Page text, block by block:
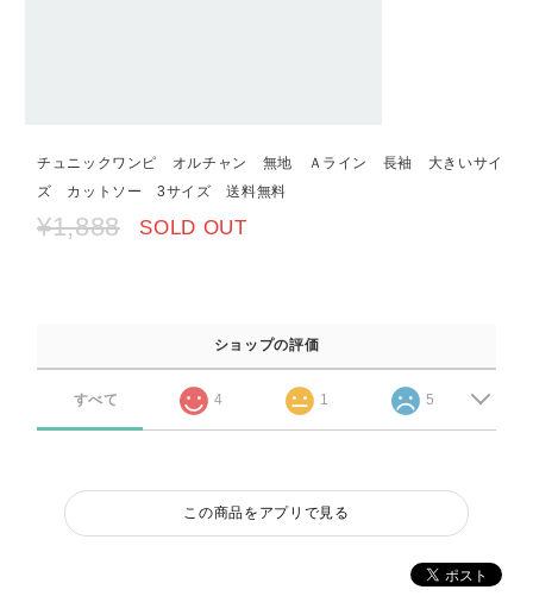
チュニックワンピ オルチャン 無地 Ａライン 長袖 大きいサイ
ズ カットソー 3サイズ 送料無料
¥1,888 SOLD OUT
ショップの評価
すべて 4 1 5
この商品をアプリで見る